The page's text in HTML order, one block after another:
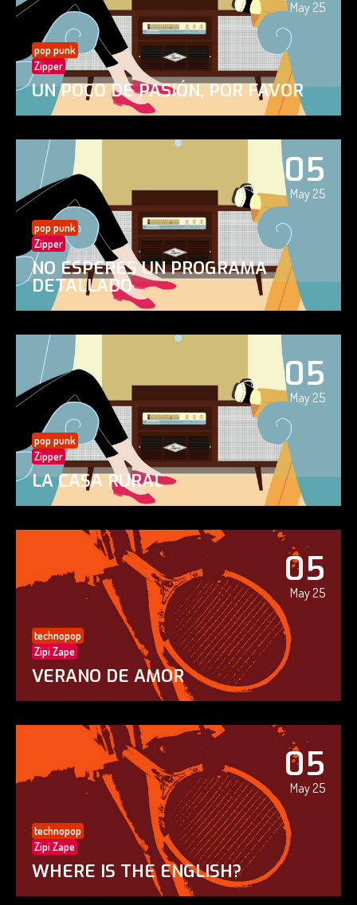
May 25
pop punk
Zipper
UN POCO DE PASIÓN, POR FAVOR
05
May 25
pop punk
Zipper
NO ESPERES UN PROGRAMA
DETALLADO
05
May 25
pop punk
Zipper
LA CASA RURAL
05
May 25
technopop
Zipi Zape
VERANO DE AMOR
05
May 25
technopop
Zipi Zape
WHERE IS THE ENGLISH?